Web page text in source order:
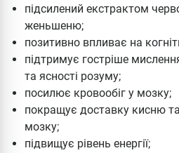
підсилений екстрактом
женьшеню;
позитивно впливає на
підтримує гостріше
та ясності розуму;
посилює кровообіг у мозку;
покращує доставку кисню
мозку;
підвищує рівень енергії;